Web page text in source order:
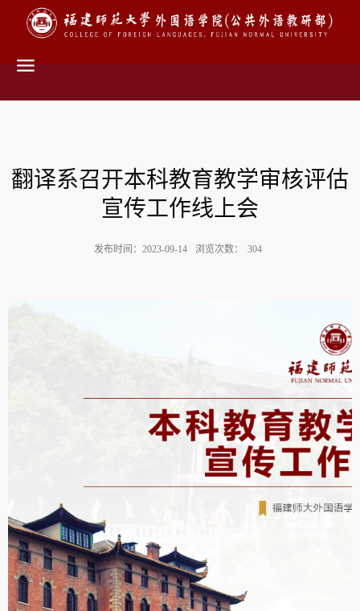
翻译系召开本科教育教学审核评估
宣传工作线上会
发布时间：2023-09-14 浏览次数： 304